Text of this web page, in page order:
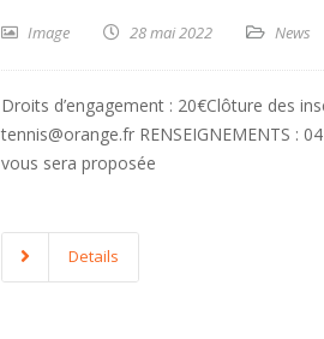
Image 28 mai 2022 News
Droits d’engagement : 20€Clôture des
tennis@orange.fr RENSEIGNEMENTS :
vous sera proposée
Details